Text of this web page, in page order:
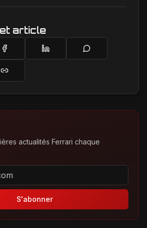
article
actualités Ferrari chaque
la newsletter
S'abonner